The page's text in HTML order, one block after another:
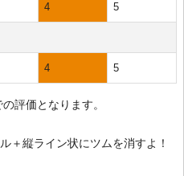
4 5
4 5
評価となります。
＋縦ライン状にツムを消すよ！